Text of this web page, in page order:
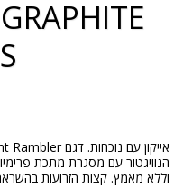
הנוויגטור עם מסגרת מתכת
וללא מאמץ. קצות הזרועות